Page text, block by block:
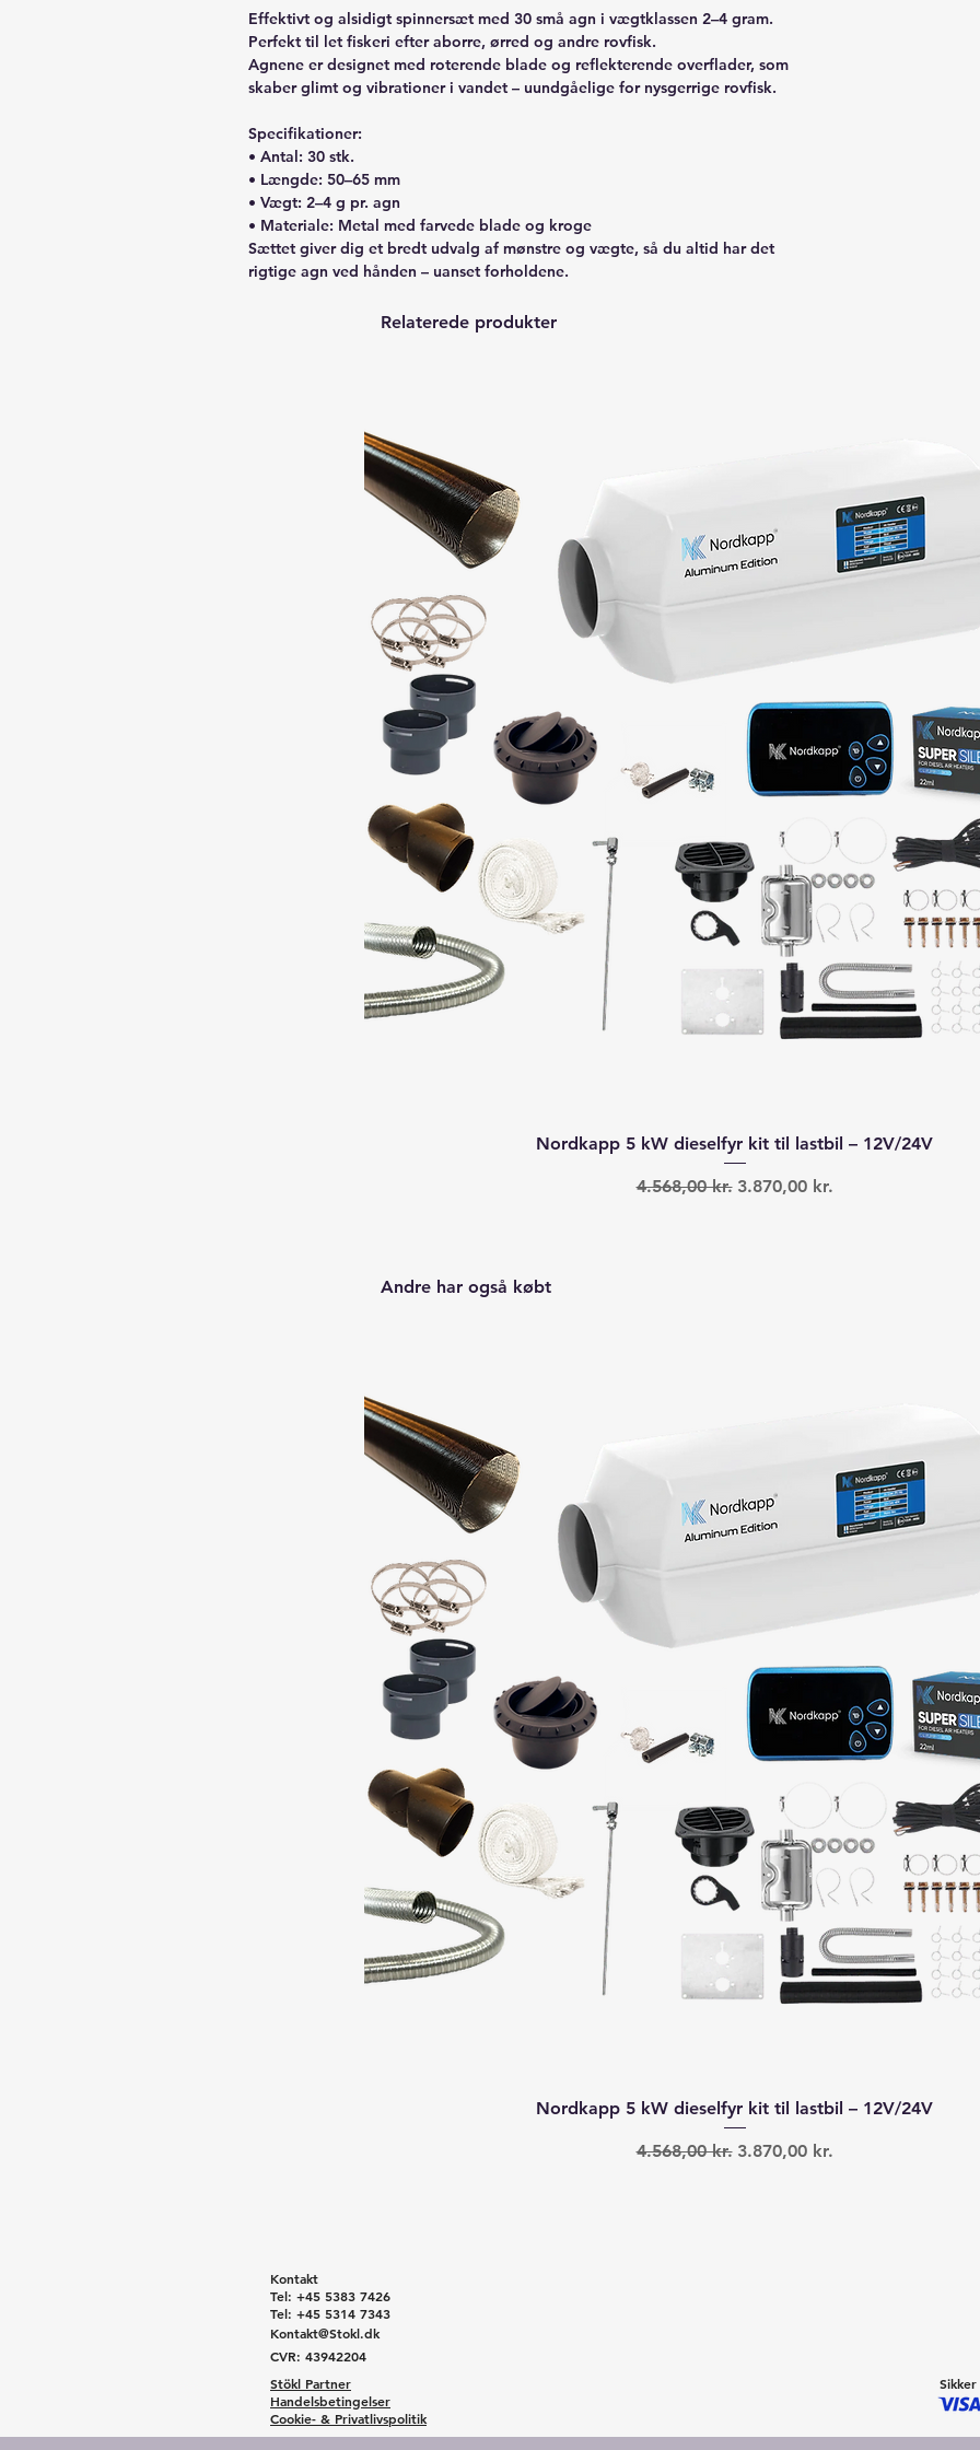
Effektivt og alsidigt spinnersæt med 30 små agn i vægtklassen 2–4 gram.
Perfekt til let fiskeri efter aborre, ørred og andre rovfisk.
Agnene er designet med roterende blade og reflekterende overflader, som
skaber glimt og vibrationer i vandet – uundgåelige for nysgerrige rovfisk.
Specifikationer:
• Antal: 30 stk.
• Længde: 50–65 mm
• Vægt: 2–4 g pr. agn
• Materiale: Metal med farvede blade og kroge
Sættet giver dig et bredt udvalg af mønstre og vægte, så du altid har det
rigtige agn ved hånden – uanset forholdene.
Relaterede produkter
Hurtigvisning
Nordkapp 5 kW dieselfyr kit til lastbil – 12V/24V
Regulær pris
4.568,00 kr. Salgspris
3.870,00 kr.
Andre har også købt
Hurtigvisning
Nordkapp 5 kW dieselfyr kit til lastbil – 12V/24V
Regulær pris
4.568,00 kr. Salgspris
3.870,00 kr.
Kontakt
Tel: +45 5383 7426
Tel: +45 5314 7343
Kontakt@Stokl.dk
CVR: 43942204
Stökl Partner
Handelsbetingelser
Cookie- & Privatlivspolitik